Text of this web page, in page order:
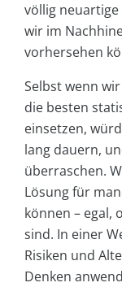
völlig
wir im
vorhersehen
Selbst wenn
die besten
einsetzen,
lang dauern,
überraschen.
Lösung für
können – egal,
sind. In einer
Risiken und
Denken